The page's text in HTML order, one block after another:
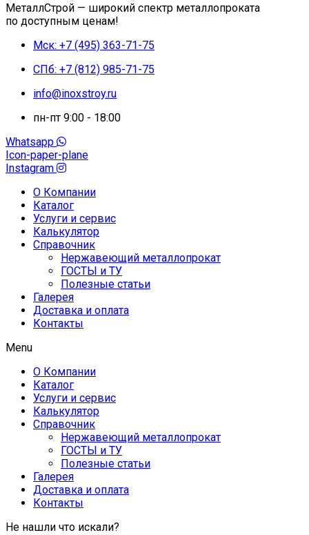
МеталлСтрой — широкий спектр металлопроката
по доступным ценам!
Мск: +7 (495) 363-71-75
СПб: +7 (812) 985-71-75
info@inoxstroy.ru
пн-пт 9:00 - 18:00
Whatsapp
Icon-paper-plane
Instagram
О Компании
Каталог
Услуги и сервис
Калькулятор
Справочник
Нержавеющий металлопрокат
ГОСТЫ и ТУ
Полезные статьи
Галерея
Доставка и оплата
Контакты
Menu
О Компании
Каталог
Услуги и сервис
Калькулятор
Справочник
Нержавеющий металлопрокат
ГОСТЫ и ТУ
Полезные статьи
Галерея
Доставка и оплата
Контакты
Не нашли что искали?